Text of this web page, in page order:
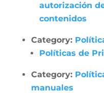
autorización
contenidos
Category:
Políticas de
Category:
manuales